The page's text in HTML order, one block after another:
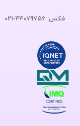
فکس: 44079756-021